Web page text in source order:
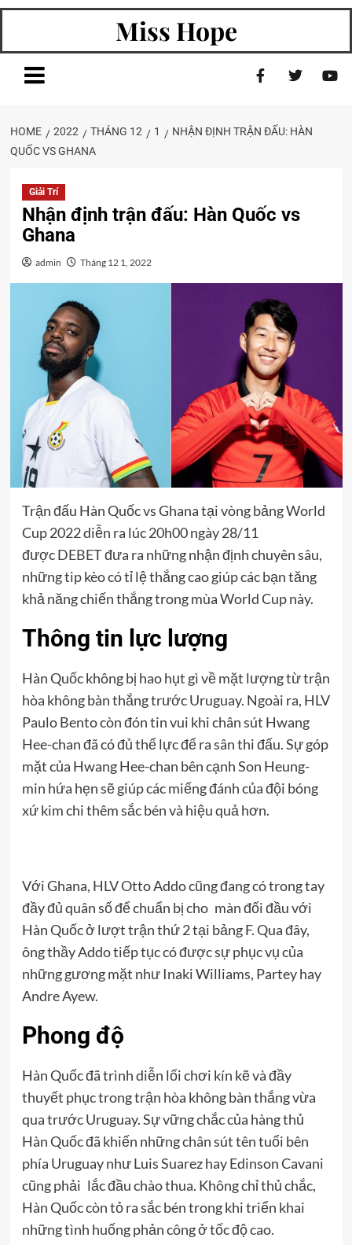
Miss Hope
HOME 2022 THÁNG 12 1
NHẬN ĐỊNH TRẬN ĐẤU: HÀN
QUỐC VS GHANA
Giải Trí
Nhận định trận đấu: Hàn Quốc vs
Ghana
admin Tháng 12 1, 2022
Trận đấu Hàn Quốc vs Ghana tại vòng bảng World
Cup 2022 diễn ra lúc 20h00 ngày 28/11
đượcDEBETđưa ra những nhận định chuyên sâu,
những tip kèo có tỉ lệ thắng cao giúp các bạn tăng
khả năng chiến thắng trong mùa World Cup này.
Thông tin lực lượng
Hàn Quốc không bị hao hụt gì về mặt lượng từ trận
hòa không bàn thắng trước Uruguay. Ngoài ra, HLV
Paulo Bento còn đón tin vui khi chân sút Hwang
Hee-chan đã có đủ thể lực để ra sân thi đấu. Sự góp
mặt của Hwang Hee-chan bên cạnh Son Heung-
min hứa hẹn sẽ giúp các miếng đánh của đội bóng
xứ kim chi thêm sắc bén và hiệu quả hơn.
Với Ghana, HLV Otto Addo cũng đang có trong tay
đầy đủ quân số để chuẩn bị cho màn đối đầu với
Hàn Quốc ở lượt trận thứ 2 tại bảng F. Qua đây,
ông thầy Addo tiếp tục có được sự phục vụ của
những gương mặt như Inaki Williams, Partey hay
Andre Ayew.
Phong độ
Hàn Quốc đã trình diễn lối chơi kín kẽ và đầy
thuyết phục trong trận hòa không bàn thắng vừa
qua trước Uruguay. Sự vững chắc của hàng thủ
Hàn Quốc đã khiến những chân sút tên tuổi bên
phía Uruguay như Luis Suarez hay Edinson Cavani
cũng phải lắc đầu chào thua. Không chỉ thủ chắc,
Hàn Quốc còn tỏ ra sắc bén trong khi triển khai
những tình huống phản công ở tốc độ cao.